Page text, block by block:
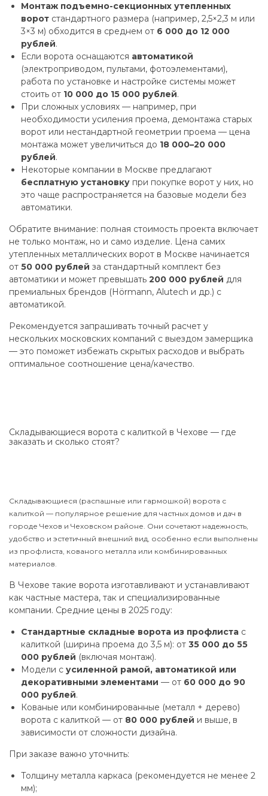
Монтаж подъемно-секционных утепленных
ворот стандартного размера (например, 2,5×2,3 м или
3×3 м) обходится в среднем от 6 000 до 12 000
рублей.
Если ворота оснащаются автоматикой
(электроприводом, пультами, фотоэлементами),
работа по установке и настройке системы может
стоить от 10 000 до 15 000 рублей.
При сложных условиях — например, при
необходимости усиления проема, демонтажа старых
ворот или нестандартной геометрии проема — цена
монтажа может увеличиться до 18 000–20 000
рублей.
Некоторые компании в Москве предлагают
бесплатную установку при покупке ворот у них, но
это чаще распространяется на базовые модели без
автоматики.
Обратите внимание: полная стоимость проекта включает
не только монтаж, но и само изделие. Цена самих
утепленных металлических ворот в Москве начинается
от 50 000 рублей за стандартный комплект без
автоматики и может превышать 200 000 рублей для
премиальных брендов (Hörmann, Alutech и др.) с
автоматикой.
Рекомендуется запрашивать точный расчет у
нескольких московских компаний с выездом замерщика
— это поможет избежать скрытых расходов и выбрать
оптимальное соотношение цена/качество.
Складывающиеся ворота с калиткой в Чехове — где
заказать и сколько стоят?
Складывающиеся (распашные или гармошкой) ворота с
калиткой — популярное решение для частных домов и дач в
городе Чехов и Чеховском районе. Они сочетают надежность,
удобство и эстетичный внешний вид, особенно если выполнены
из профлиста, кованого металла или комбинированных
материалов.
В Чехове такие ворота изготавливают и устанавливают
как частные мастера, так и специализированные
компании. Средние цены в 2025 году:
Стандартные складные ворота из профлиста с
калиткой (ширина проема до 3,5 м): от 35 000 до 55
000 рублей (включая монтаж).
Модели с усиленной рамой, автоматикой или
декоративными элементами — от 60 000 до 90
000 рублей.
Кованые или комбинированные (металл + дерево)
ворота с калиткой — от 80 000 рублей и выше, в
зависимости от сложности дизайна.
При заказе важно уточнить:
Толщину металла каркаса (рекомендуется не менее 2
мм);